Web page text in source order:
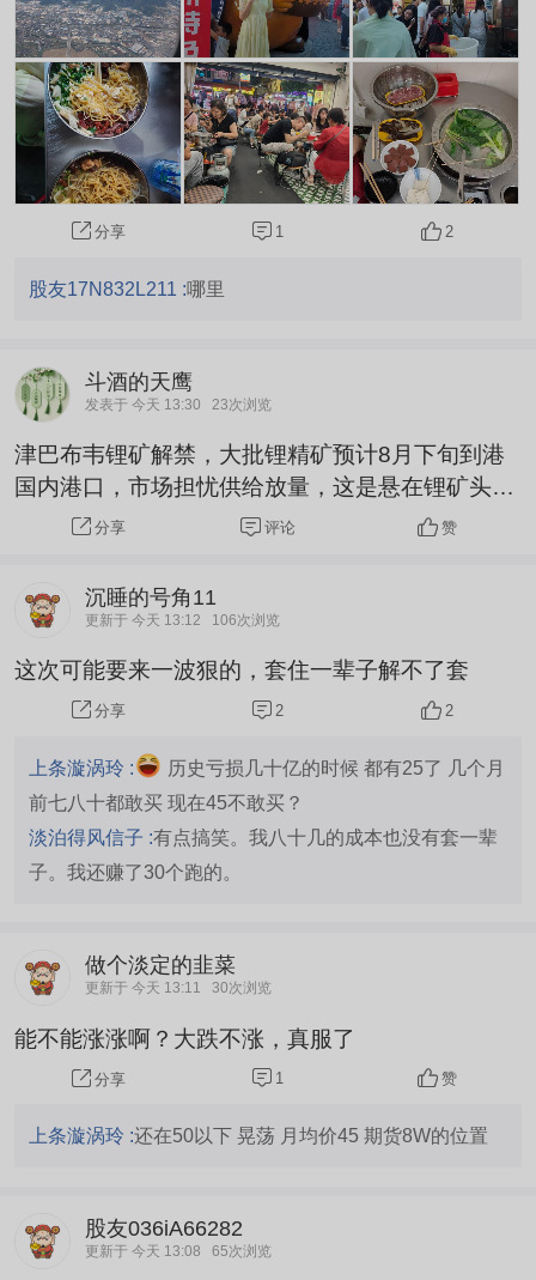
很呛人。进到民生路，人更多，路更堵，烧烤、油
炸的摊子更密，味道更熏得我鼻子受不了。没办
法，谁叫民生路是贵阳最有名气的美食街呢。 真佩
服贵...
分享 1 2
股友17N832L211 :哪里
斗酒的天鹰
发表于 今天 13:30 23次浏览
津巴布韦锂矿解禁，大批锂精矿预计8月下旬到港
国内港口，市场担忧供给放量，这是悬在锂矿头上
的最大利空！现在主流就是创新药，创新药就是科
药，药明康德，凯莱英等等！！即使这里亏损的那
边买都连本带利可以回！不要跟趋势作对，医药就
候别拍断大腿错过行情！！！
分享 评论 赞
沉睡的号角11
更新于 今天 13:12 106次浏览
这次可能要来一波狠的，套住一辈子解不了套
分享 2 2
上条漩涡玲 :
历史亏损几十亿的时候 都有25了 几个月
前七八十都敢买 现在45不敢买？
淡泊得风信子 :有点搞笑。我八十几的成本也没有套一辈
子。我还赚了30个跑的。
做个淡定的韭菜
更新于 今天 13:11 30次浏览
能不能涨涨啊？大跌不涨，真服了
分享 1 赞
上条漩涡玲 : 还在50以下 晃荡 月均价45 期货8W的位置
股友036iA66282
更新于 今天 13:08 65次浏览